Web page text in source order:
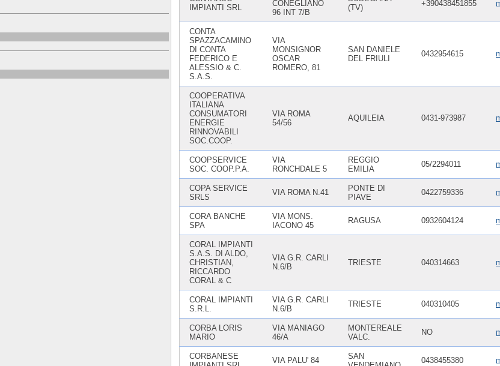
IMPIANTI SRL
CONEGLIANO
96 INT 7/B
(TV)
+390438451855
CONTA
SPAZZACAMINO
DI CONTA
FEDERICO E
ALESSIO & C.
S.A.S.
VIA
MONSIGNOR
OSCAR
ROMERO, 81
SAN DANIELE
DEL FRIULI
0432954615
COOPERATIVA
ITALIANA
CONSUMATORI
ENERGIE
RINNOVABILI
SOC.COOP.
VIA ROMA
54/56
AQUILEIA 0431-973987
COOPSERVICE
SOC. COOP.P.A.
VIA
RONCHDALE 5
REGGIO
EMILIA
05/2294011
COPA SERVICE
SRLS
VIA ROMA N.41
PONTE DI
PIAVE
0422759336
CORA BANCHE
SPA
VIA MONS.
IACONO 45
RAGUSA 0932604124
CORAL IMPIANTI
S.A.S. DI ALDO,
CHRISTIAN,
RICCARDO
CORAL & C
VIA G.R. CARLI
N.6/B
TRIESTE 040314663
CORAL IMPIANTI
S.R.L.
VIA G.R. CARLI
N.6/B
TRIESTE 040310405
CORBA LORIS
MARIO
VIA MANIAGO
46/A
MONTEREALE
VALC.
NO
CORBANESE
VIA PALU' 84
SAN
0438455380